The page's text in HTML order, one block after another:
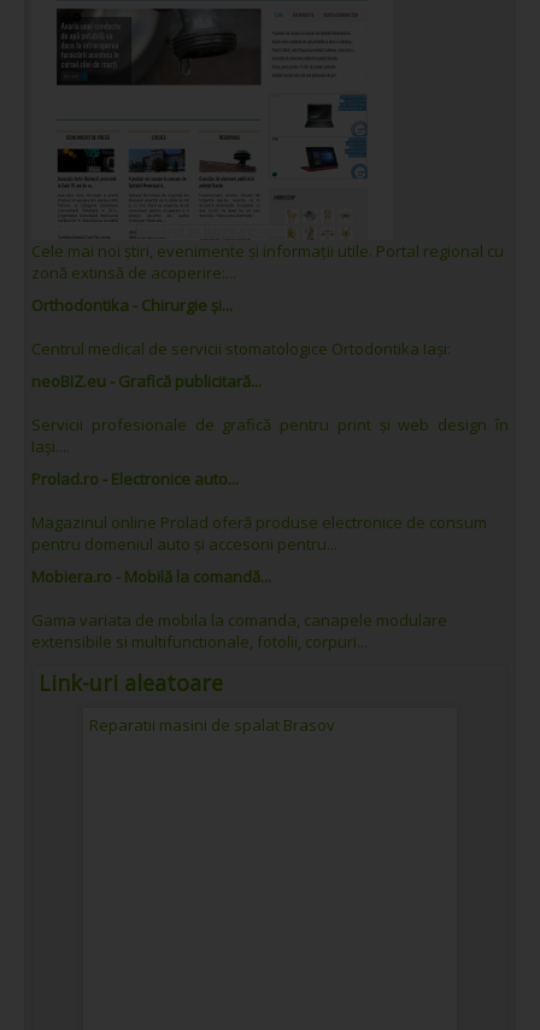
Cele mai noi știri, evenimente și informații utile. Portal regional cu
zonă extinsă de acoperire:...
Orthodontika - Chirurgie și...
Centrul medical de servicii stomatologice Ortodontika Iași:
neoBIZ.eu - Grafică publicitară...
Servicii profesionale de grafică pentru print și web design în
Iași....
Prolad.ro - Electronice auto...
Magazinul online Prolad oferă produse electronice de consum
pentru domeniul auto și accesorii pentru...
Mobiera.ro - Mobilă la comandă...
Gama variata de mobila la comanda, canapele modulare
extensibile si multifunctionale, fotolii, corpuri...
Link-uri aleatoare
Reparatii masini de spalat Brasov